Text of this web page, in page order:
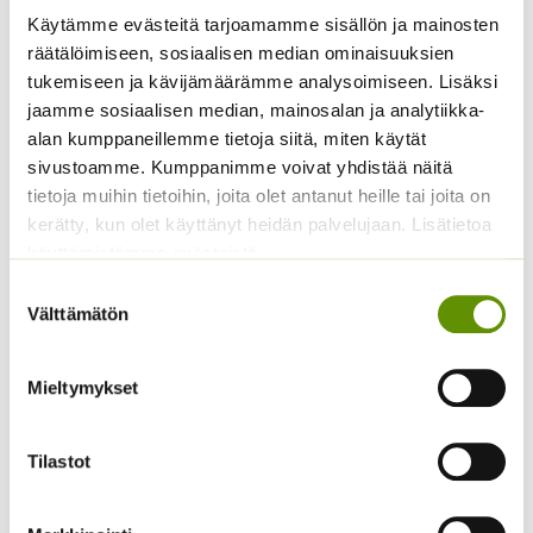
Käytämme evästeitä tarjoamamme sisällön ja mainosten
räätälöimiseen, sosiaalisen median ominaisuuksien
tukemiseen ja kävijämäärämme analysoimiseen. Lisäksi
jaamme sosiaalisen median, mainosalan ja analytiikka-
alan kumppaneillemme tietoja siitä, miten käytät
sivustoamme. Kumppanimme voivat yhdistää näitä
tietoja muihin tietoihin, joita olet antanut heille tai joita on
kerätty, kun olet käyttänyt heidän palvelujaan. Lisätietoa
valinta
Välttämätön
Mieltymykset
Tilastot
Avomaankurkku Lemon
3,75€ – 15,00€Hintaluokka:
15,00 €
Sisältää
arvonlisäveron
Amppelitomaatti
Tumbling Tom Red
4,70€ – 19,70€Hintaluokka:
4,70 €
19,70 €
Sisältää
arvonlisäveron
10 s.)
Sisältää arvonlisäveron